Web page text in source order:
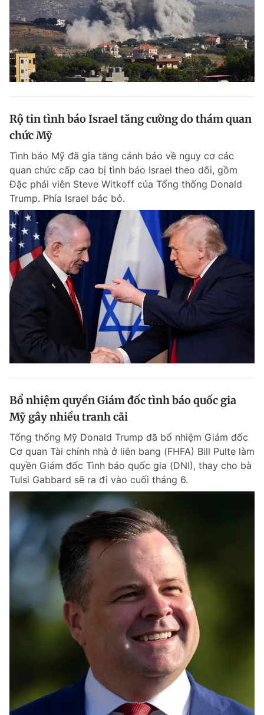
Rộ tin tình báo Israel tăng cường do thám quan
chức Mỹ
Tình báo Mỹ đã gia tăng cảnh báo về nguy cơ các
quan chức cấp cao bị tình báo Israel theo dõi, gồm
Đặc phái viên Steve Witkoff của Tổng thống Donald
Trump. Phía Israel bác bỏ.
Bổ nhiệm quyền Giám đốc tình báo quốc gia
Mỹ gây nhiều tranh cãi
Tổng thống Mỹ Donald Trump đã bổ nhiệm Giám đốc
Cơ quan Tài chính nhà ở liên bang (FHFA) Bill Pulte làm
quyền Giám đốc Tình báo quốc gia (DNI), thay cho bà
Tulsi Gabbard sẽ ra đi vào cuối tháng 6.